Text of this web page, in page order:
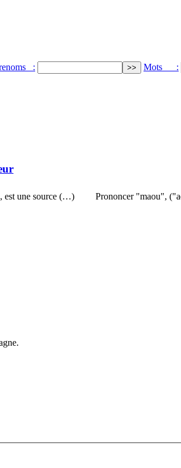
: Mots :
est une source (…)
Prononcer "maou",